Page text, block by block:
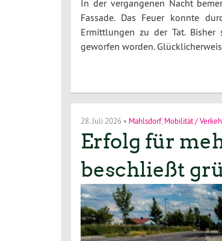
In der vergangenen Nacht
Fassade. Das Feuer konnte
Ermittlungen zu der Tat.
geworfen worden.
28. Juli 2026 • Mahlsdorf, Mobilität /
Erfolg für
beschließt